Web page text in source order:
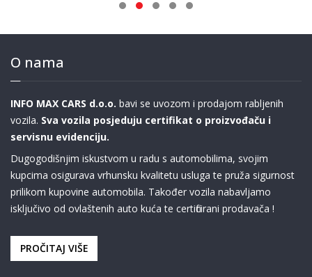
O nama
INFO MAX CARS d.o.o. bavi se uvozom i prodajom rabljenih
vozila. Sva vozila posjeduju certifikat o proizvođaču i
servisnu evidenciju.
Dugogodišnjim iskustvom u radu s automobilima, svojim
kupcima osigurava vrhunsku kvalitetu usluga te pruža sigurnost
prilikom kupovine automobila. Također vozila nabavljamo
isključivo od ovlaštenih auto kuća te certificirani prodavača !
PROČITAJ VIŠE